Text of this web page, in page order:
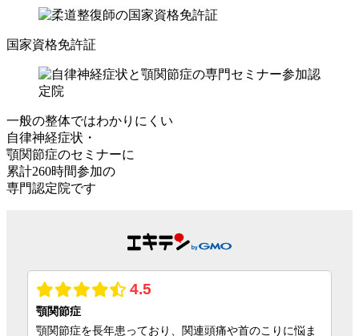
国家資格免許証
一般の整体ではわかりにくい
自律神経症状・
顎関節症のセミナーに
累計260時間参加の
専門認定院です